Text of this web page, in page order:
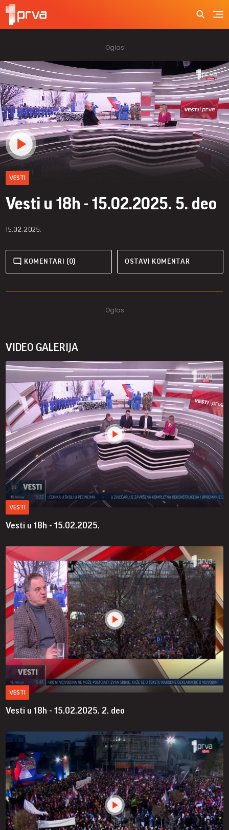
VESTI
Vesti u 18h - 15.02.2025. 5. deo
15.02.2025.
KOMENTARI (0) OSTAVI KOMENTAR
VIDEO GALERIJA
VESTI
Vesti u 18h - 15.02.2025.
VESTI
Vesti u 18h - 15.02.2025. 2. deo